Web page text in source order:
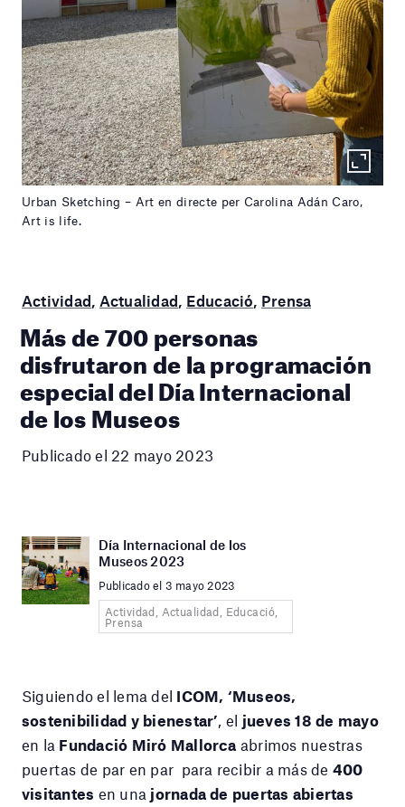
Urban Sketching – Art en directe per Carolina Adán Caro,
Art is life.
Actividad, Actualidad, Educació, Prensa
Más de 700 personas
disfrutaron de la programación
especial del Día Internacional
de los Museos
Publicado el 22 mayo 2023
Día Internacional de los
Museos 2023
Publicado el 3 mayo 2023
Actividad, Actualidad, Educació,
Prensa
Siguiendo el lema del ICOM, ‘Museos,
sostenibilidad y bienestar’ , el jueves 18 de mayo
en la Fundació Miró Mallorca abrimos nuestras
puertas de par en par para recibir a más de 400
visitantes en una jornada de puertas abiertas